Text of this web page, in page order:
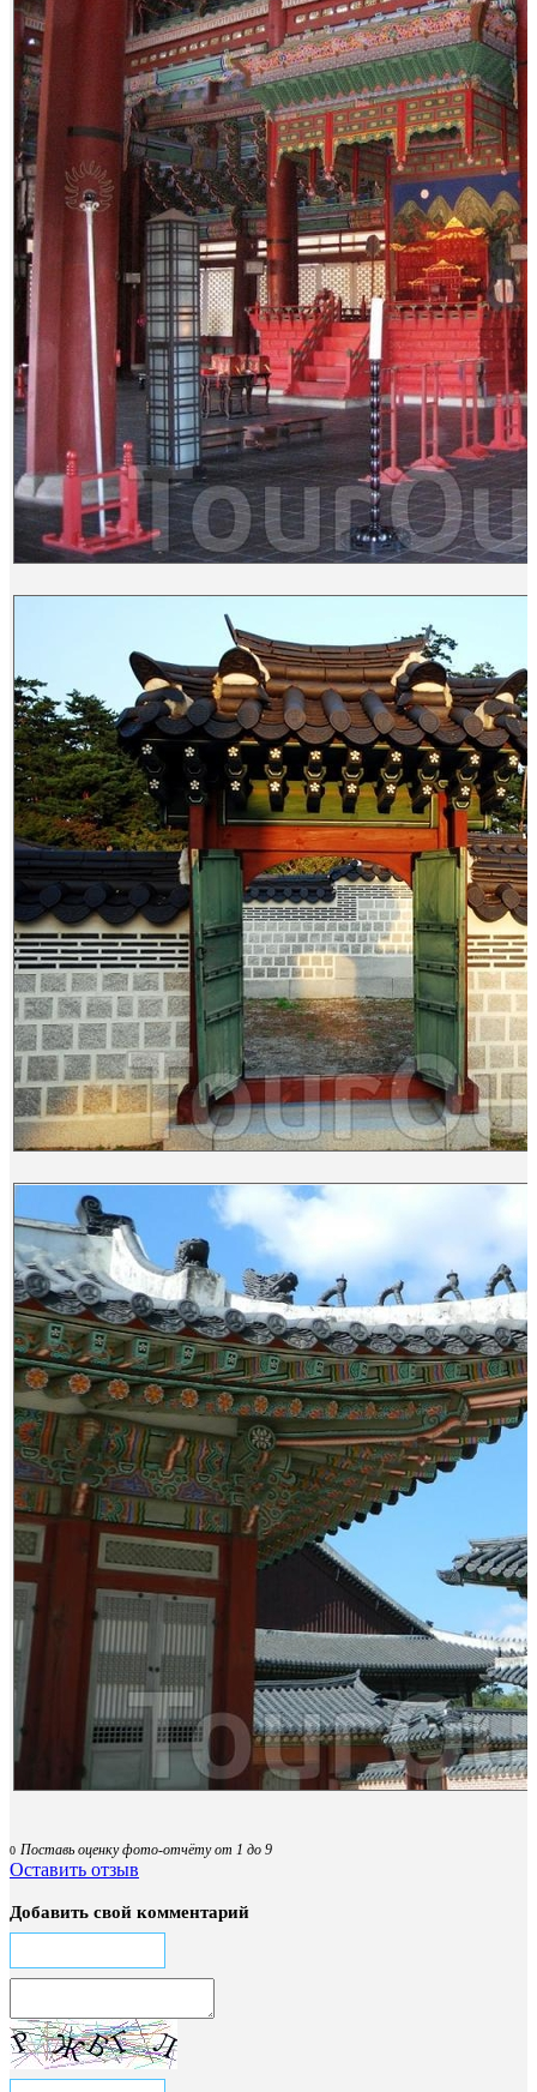
0 Поставь оценку фото-отчёту от 1 до 9
Оставить отзыв
Добавить свой комментарий